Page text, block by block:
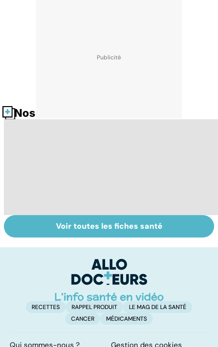
Nos fiches santé
Tout savoir sur
les infections
Inflammation des
amygdales : que
d'angine ?
Voir toutes les fiches santé
RECETTES RAPPEL PRODUIT
LE MAG DE LA SANTÉ
CANCER
MÉDICAMENTS
Qui sommes-nous ? Gestion des cookies